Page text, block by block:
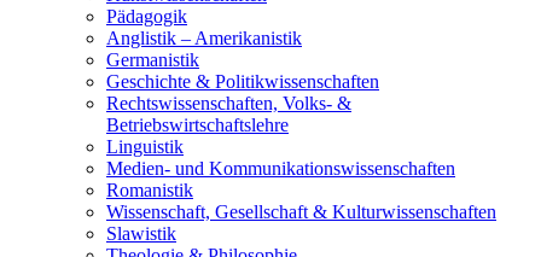
Pädagogik
Anglistik – Amerikanistik
Germanistik
Geschichte & Politikwissenschaften
Rechtswissenschaften, Volks- &
Betriebswirtschaftslehre
Linguistik
Medien- und Kommunikationswissenschaften
Romanistik
Wissenschaft, Gesellschaft & Kulturwissenschaften
Slawistik